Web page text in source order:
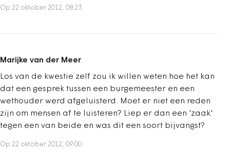
Op 22 oktober 2012, 08:23
Marijke van der Meer
Los van de kwestie zelf zou ik willen weten hoe het kan
dat een gesprek tussen een burgemeester en een
wethouder werd afgeluisterd. Moet er niet een reden
zijn om mensen af te luisteren? Liep er dan een 'zaak'
tegen een van beide en was dit een soort bijvangst?
Op 22 oktober 2012, 09:00